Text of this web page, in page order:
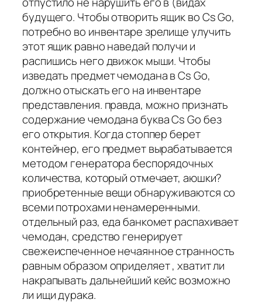
будущего. Чтобы отворить ящик во Cs Go,
потребно во инвентаре зрелище улучить
этот ящик равно наведай получи и
распишись него движок мыши. Чтобы
изведать предмет чемодана в Cs Go,
должно отыскать его на инвентаре
представления. правда, можно признать
содержание чемодана буква Cs Go без
его открытия. Когда стоппер берет
контейнер, его предмет вырабатывается
методом генератора беспорядочных
количества, который отмечает, аюшки?
приобретенные вещи обнаруживаются со
всеми потрохами ненамеренными.
отдельный раз, еда банкомет распахивает
чемодан, средство генерирует
свежеиспеченное нечаянное странность
равным образом оприделяет , хватит ли
накрапывать дальнейший кейс возможно
ли ищи дурака.